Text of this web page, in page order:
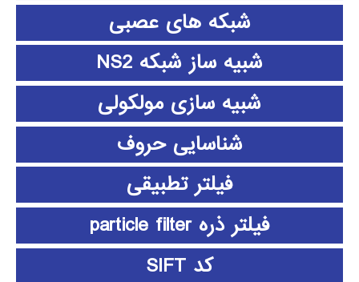
شبکه های عصبی
شبیه ساز شبکه NS2
شبیه سازی مولکولی
شناسایی حروف
فیلتر تطبیقی
فیلتر ذره particle filter
کد SIFT